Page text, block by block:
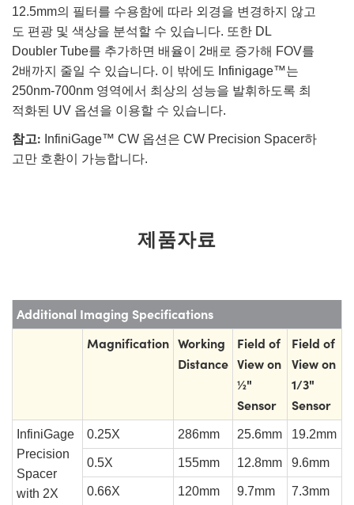
12.5mm의 필터를 수용함에 따라 외경을 변경하지 않고
도 편광 및 색상을 분석할 수 있습니다. 또한 DL
Doubler Tube를 추가하면 배율이 2배로 증가해 FOV를
2배까지 줄일 수 있습니다. 이 밖에도 Infinigage™는
250nm-700nm 영역에서 최상의 성능을 발휘하도록 최
적화된 UV 옵션을 이용할 수 있습니다.
참고: InfiniGage™ CW 옵션은 CW Precision Spacer하
고만 호환이 가능합니다.
제품자료
Additional Imaging Specifications
Magnification Working
Distance
Field of
View on
½"
Sensor
Field of
View on
1/3"
Sensor
InfiniGage
Precision
Spacer
with 2X
0.25X 286mm 25.6mm 19.2mm
0.5X 155mm 12.8mm 9.6mm
0.66X 120mm 9.7mm 7.3mm